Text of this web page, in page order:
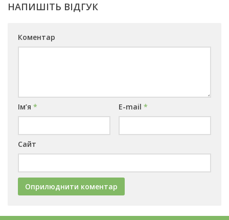
НАПИШІТЬ ВІДГУК
Коментар
Ім’я * E-mail *
Сайт